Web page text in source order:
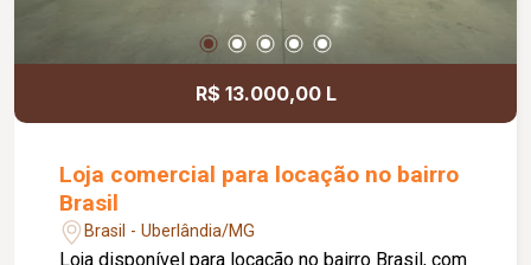
R$ 13.000,00 L
Loja comercial para locação no bairro
Brasil
Brasil - Uberlândia/MG
Loja disponível para locação no bairro Brasil, com